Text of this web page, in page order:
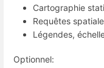
Cartographie
Requêtes
Légendes,
Optionnel: